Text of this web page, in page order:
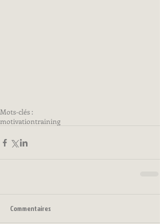
Mots-clés :
motivationtraining
Commentaires